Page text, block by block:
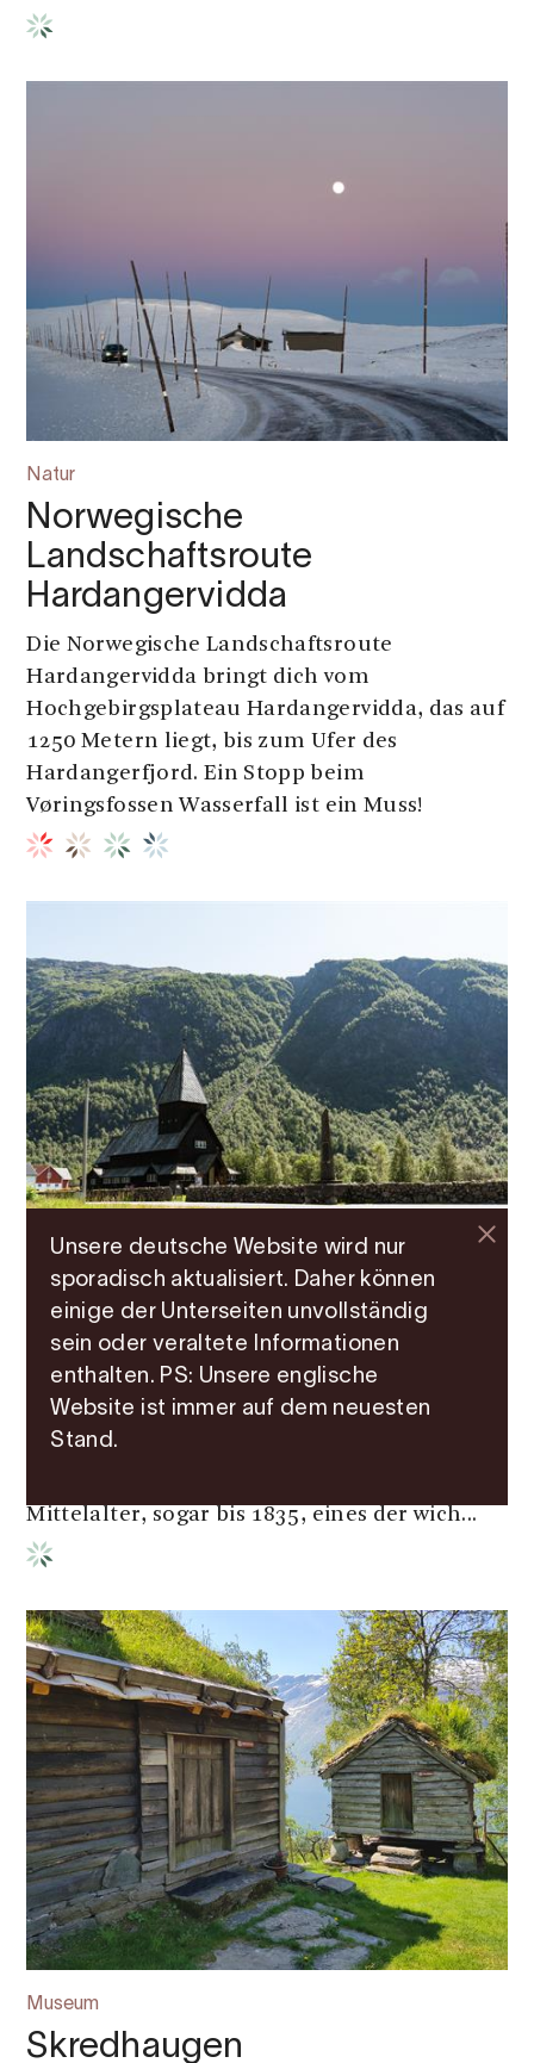
Natur
Norwegische
Landschaftsroute
Hardangervidda
Die Norwegische Landschaftsroute
Hardangervidda bringt dich vom
Hochgebirgsplateau Hardangervidda, das auf
1250 Metern liegt, bis zum Ufer des
Hardangerfjord. Ein Stopp beim
Vøringsfossen Wasserfall ist ein Muss!
Architektur | Ältere Architektur | Familie/Kinder
Røldal Stabkirche
Die Røldal Stabkirche wurde um 1200 gebaut
und ist bekannt für sein Kruzifix, das laut
Legende heilbringende Kräfte besitzt. Die
Mittelalter, sogar bis 1835, eines der wich...
Museum
Skredhaugen
Unsere deutsche Website wird nur
sporadisch aktualisiert. Daher können
einige der Unterseiten unvollständig
sein oder veraltete Informationen
enthalten. PS: Unsere englische
Website ist immer auf dem neuesten
Stand.